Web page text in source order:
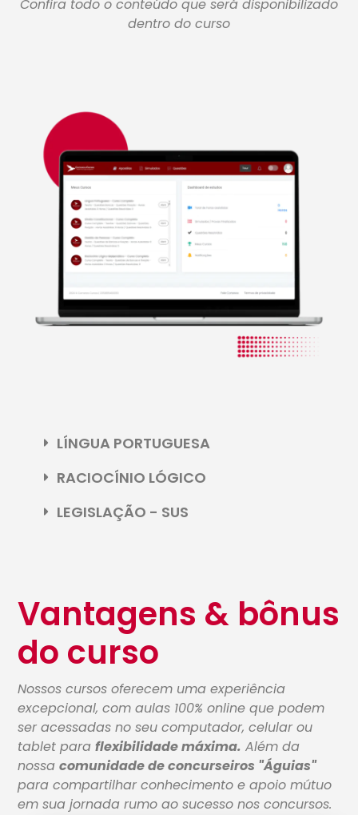
Confira todo o conteúdo que será disponibilizado
dentro do curso
LÍNGUA PORTUGUESA
RACIOCÍNIO LÓGICO
LEGISLAÇÃO - SUS
Vantagens & bônus
do curso
Nossos cursos oferecem uma experiência
excepcional, com aulas 100% online que podem
ser acessadas no seu computador, celular ou
tablet paraflexibilidade máxima. Além da
nossacomunidade de concurseiros "Águias"
para compartilhar conhecimento e apoio mútuo
em sua jornada rumo ao sucesso nos concursos.